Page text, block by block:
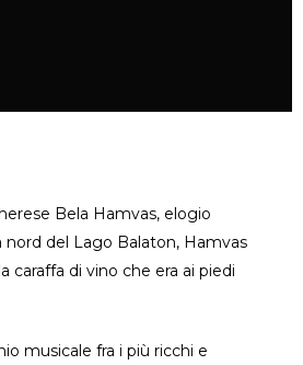
Bela Hamvas, elogio
nord del Lago Balaton, Hamvas
caraffa di vino che era ai piedi
musicale fra i più ricchi e